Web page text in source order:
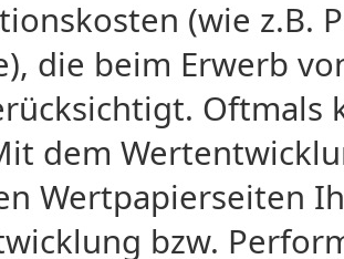
(wie z.B.
die beim Erwerb
Oftmals
dem
Wertpapierseiten
bzw.